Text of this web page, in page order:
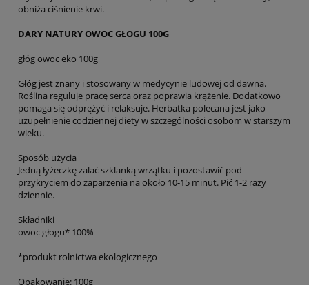
obniża ciśnienie krwi.
DARY NATURY OWOC GŁOGU 100G
głóg owoc eko 100g
Głóg jest znany i stosowany w medycynie ludowej od dawna.
Roślina reguluje pracę serca oraz poprawia krążenie. Dodatkowo
pomaga się odprężyć i relaksuje. Herbatka polecana jest jako
uzupełnienie codziennej diety w szczególności osobom w starszym
wieku.
Sposób użycia
Jedną łyżeczkę zalać szklanką wrzątku i pozostawić pod
przykryciem do zaparzenia na około 10-15 minut. Pić 1-2 razy
dziennie.
Składniki
owoc głogu* 100%
*produkt rolnictwa ekologicznego
Opakowanie: 100g